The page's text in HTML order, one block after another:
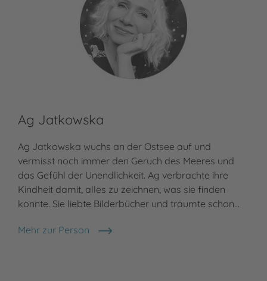
Ag Jatkowska
Ag Jatkowska wuchs an der Ostsee auf und
vermisst noch immer den Geruch des Meeres und
das Gefühl der Unendlichkeit. Ag verbrachte ihre
Kindheit damit, alles zu zeichnen, was sie finden
konnte. Sie liebte Bilderbücher und träumte schon…
Mehr zur Person
Ag Jatkowska